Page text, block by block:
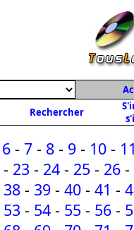
Rechercher
6 - 7 - 8 - 9 - 10 -
- 23 - 24 - 25 - 26 -
38 - 39 - 40 - 41 -
53 - 54 - 55 - 56 -